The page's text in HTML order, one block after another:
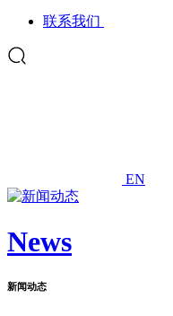
联系我们
EN
News
新闻动态